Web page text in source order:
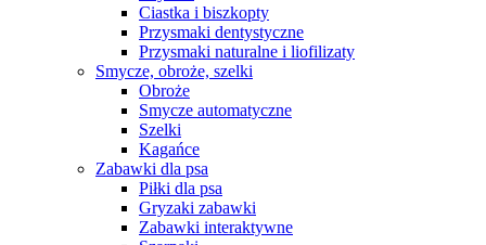
Ciastka i biszkopty
Przysmaki dentystyczne
Przysmaki naturalne i liofilizaty
Smycze, obroże, szelki
Obroże
Smycze automatyczne
Szelki
Kagańce
Zabawki dla psa
Piłki dla psa
Gryzaki zabawki
Zabawki interaktywne